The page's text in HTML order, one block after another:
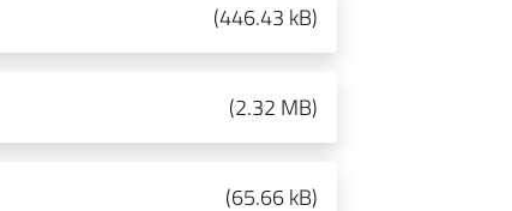
(446.43 kB)
(2.32 MB)
(65.66 kB)